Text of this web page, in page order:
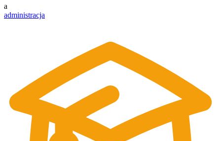
a
administracja